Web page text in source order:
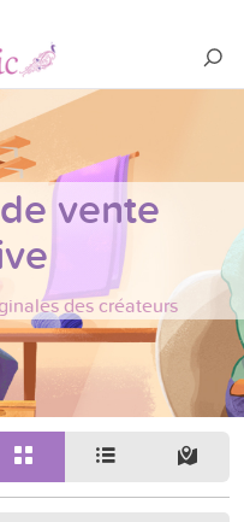
vente
des créateurs